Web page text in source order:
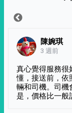
陳婉琪
3 週前
真心覺得服務很
懂，接送前，依
輛和司機。司機
是，價格比一般